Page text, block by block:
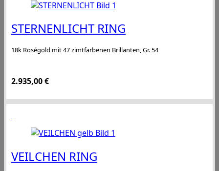
STERNENLICHT RING
18k Roségold mit 47 zimtfarbenen Brillanten, Gr. 54
2.935,00€
VEILCHEN RING